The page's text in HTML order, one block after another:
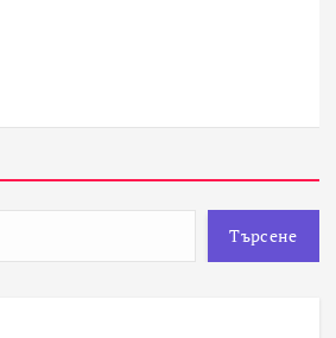
Търсене